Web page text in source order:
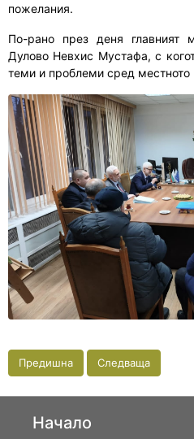
пожелания.
По-рано през деня главният
Дулово Невхис Мустафа, с
теми и проблеми сред
Предишна Следваща
Начало